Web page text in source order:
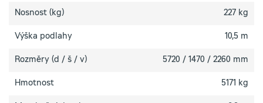
Nosnost (kg) 227 kg
Výška podlahy 10,5 m
Rozměry (d / š / v) 5720 / 1470 / 2260 mm
Hmotnost 5171 kg